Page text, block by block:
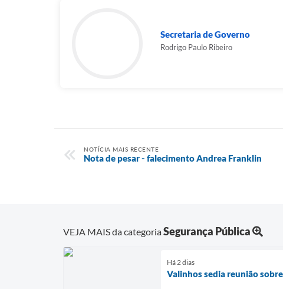
Secretaria de Governo
Rodrigo Paulo Ribeiro
NOTÍCIA MAIS RECENTE
Nota de pesar - falecimento Andrea Franklin
VEJA MAIS da categoriaSegurança Pública
Há 2 dias
Valinhos sedia reunião